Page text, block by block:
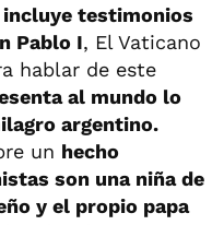
testimonios
Pablo I, El Vaticano
hablar de este
al mundo lo
argentino.
un hecho
son una niña de
y el propio papa